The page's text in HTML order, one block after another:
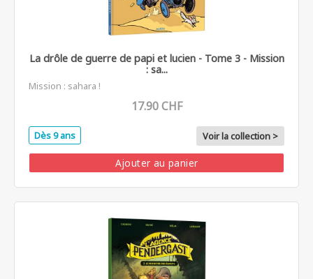
La drôle de guerre de papi et lucien - Tome 3 - Mission
: sa...
Mission : sahara !
17.90 CHF
Dès 9 ans Voir la collection >
Ajouter au panier